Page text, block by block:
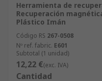
Herramienta de
Recuperación
Plástico Imán
Código RS 267-0508
Nº ref. fabric. E601
Subtotal (1 unidad)
12,22 €(exc. IVA)
Cantidad